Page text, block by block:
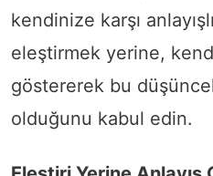
kendinize karşı
eleştirmek yerine,
göstererek bu
olduğunu kabul edin.